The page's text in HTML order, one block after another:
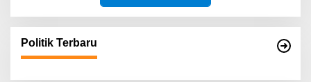
Politik Terbaru